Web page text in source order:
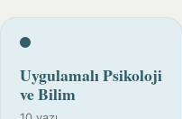
Uygulamalı Psikoloji
ve Bilim